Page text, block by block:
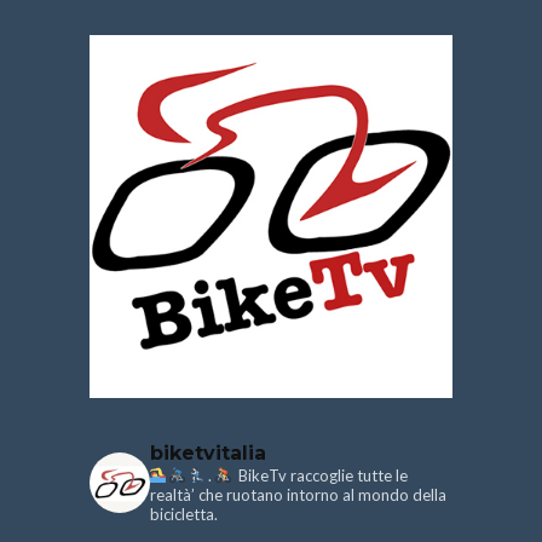
biketvitalia
.
BikeTv raccoglie tutte le
realtà’ che ruotano intorno al mondo della
bicicletta.